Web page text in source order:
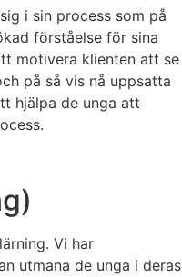
i sin process som på
förståelse för sina
motivera klienten att se
på så vis nå uppsatta
hjälpa de unga att
Vi har
utmana de unga i deras